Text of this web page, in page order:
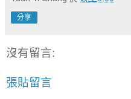
分享
沒有留言:
張貼留言